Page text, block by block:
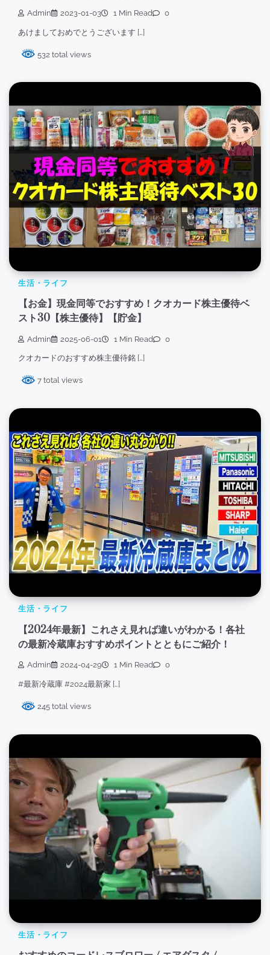
Admin 2023-01-03 1 Min Read 0
あけましておめでとうございます […]
532 total views
生活・ライフ
【お金】現金同等でおすすめ！クオカード株主優待ベ
スト30【株主優待】【貯金】
Admin 2025-06-01 1 Min Read 0
クオカードのおすすめ株主優待銘 […]
7 total views
生活・ライフ
【2024年最新】これさえ見れば違いがわかる！各社
の最新冷蔵庫おすすめポイントとともにご紹介！
Admin 2024-04-29 1 Min Read 0
#最新冷蔵庫 #2024最新家 […]
245 total views
生活・ライフ